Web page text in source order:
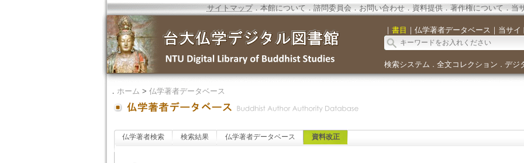
サイトマップ．本館について．諮問委員会． お問い合わせ． 資料提供．著作権について．当
｜ 書目 ｜ 仏学著者データベース ｜ 当サイ
検索システム ． 全文コレクション ． デジ
． ホーム > 仏学著者データベース
仏学著者検索 検索結果 仏学著者データベース 資料改正